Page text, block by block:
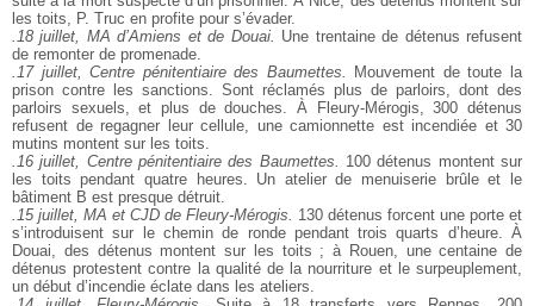
les toits, P. Truc en profite pour s’évader.
.18 juillet, MA d’Amiens et de Douai. Une trentaine de détenus refusent
de remonter de promenade.
.17 juillet, Centre pénitentiaire des Baumettes.
Mouvement de toute la
prison contre les sanctions. Sont réclamés plus de parloirs, dont des
parloirs sexuels, et plus de douches. À Fleury-Mérogis, 300 détenus
refusent de regagner leur cellule, une camionnette est incendiée et 30
mutins montent sur les toits.
.16 juillet, Centre pénitentiaire des Baumettes. 100 détenus montent sur
les toits pendant quatre heures. Un atelier de menuiserie brûle et le
bâtiment B est presque détruit.
.15 juillet, MA et CJD de Fleury-Mérogis. 130 détenus forcent une porte et
s’introduisent sur le chemin de ronde pendant trois quarts d’heure. À
Douai, des détenus montent sur les toits ; à Rouen, une centaine de
détenus protestent contre la qualité de la nourriture et le surpeuplement,
un début d’incendie éclate dans les ateliers.